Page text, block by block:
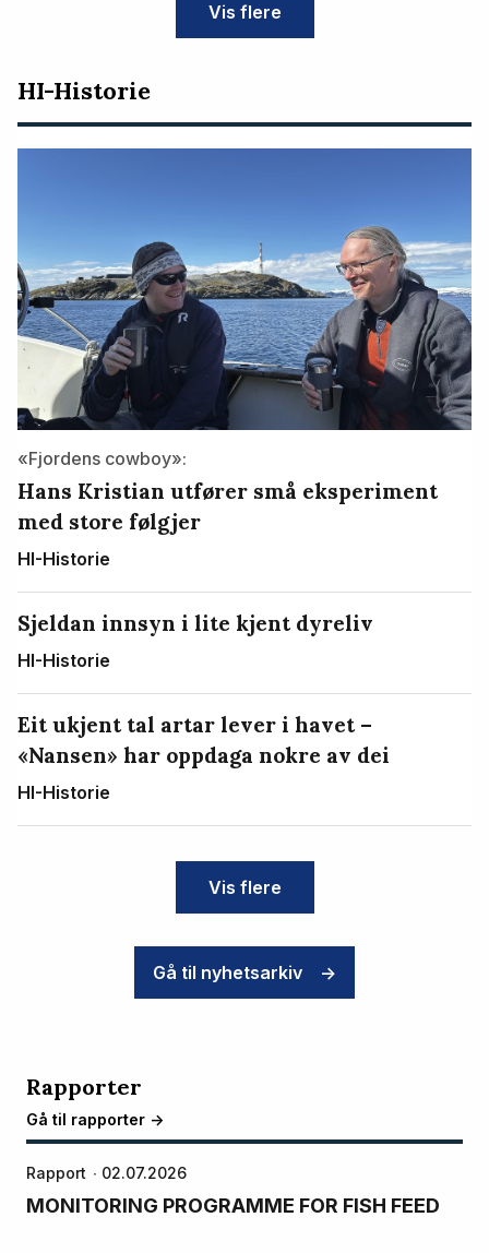
Vis flere
HI-Historie
«Fjordens cowboy»:
Hans Kristian utfører små eksperiment
med store følgjer
HI-Historie
Sjeldan innsyn i lite kjent dyreliv
HI-Historie
Eit ukjent tal artar lever i havet –
«Nansen» har oppdaga nokre av dei
HI-Historie
Vis flere
Gå til nyhetsarkiv ->
Rapporter
Gå til rapporter ->
Rapport 02.07.2026
MONITORING PROGRAMME FOR FISH FEED